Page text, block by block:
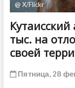
@ X/Flickr
тыс. на
своей
Пятница, 28